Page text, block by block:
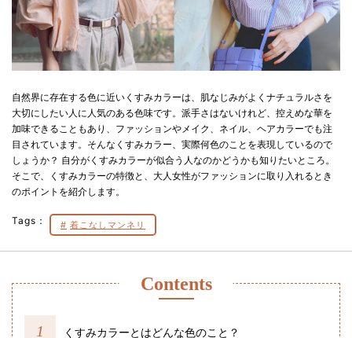
自然界に存在する色に近いくすみカラーは、肌なじみがよくナチュラルさを
大切にしたい人に人気のある色味です。派手さはないけれど、控えめな華を
加味できることもあり、ファッションやメイク、ネイル、ヘアカラーでも注
目されています。そんなくすみカラー、実際何色のことを表現しているので
しょうか？ 自分がくすみカラーが似合う人なのかどうかも知りたいところ。
そこで、くすみカラーの特徴と、大人女性がファッションに取り入れるとき
のポイントを紹介します。
Tags： 着こなしマンネリ
Contents
くすみカラーとはどんな色のこと？